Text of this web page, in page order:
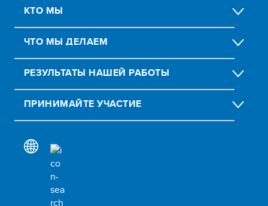
КТО МЫ
ЧТО МЫ ДЕЛАЕМ
РЕЗУЛЬТАТЫ НАШЕЙ РАБОТЫ
ПРИНИМАЙТЕ УЧАСТИЕ